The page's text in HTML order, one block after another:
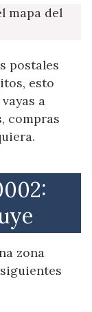
mapa del
postales
esto
a
compras
zona